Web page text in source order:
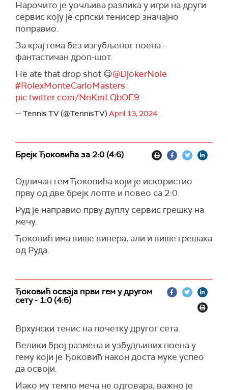
Нарочито је уочљива разлика у игри на други
сервис коју је српски тенисер значајно
поправио.
За крај гема без изгубљеног поена -
фантастичан дроп-шот.
He ate that drop shot 😋@DjokerNole
#RolexMonteCarloMasters
pic.twitter.com/NnKmLQbOE9
— Tennis TV (@TennisTV) April 13, 2024
Брејк Ђоковића за 2:0 (4:6)
Одличан гем Ђоковића који је искористио
прву од две брејк лопте и повео са 2:0.
Руд је направио прву дуплу сервис грешку на
мечу.
Ђоковић има више винера, али и више грешака
од Руда.
Ђоковић осваја први гем у другом
сету - 1:0 (4:6)
Врхунски тенис на почетку другог сета.
Велики број размена и узбудљивих поена у
гему који је Ђоковић након доста муке успео
да освоји.
Иако му темпо меча не одговара, важно је